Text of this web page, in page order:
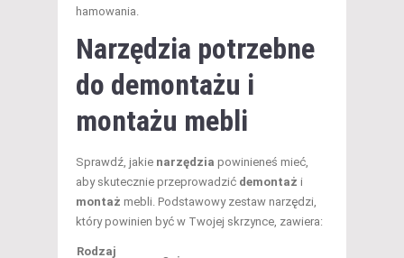
hamowania.
Narzędzia potrzebne
do demontażu i
montażu mebli
Sprawdź, jakie narzędzia powinieneś mieć,
aby skutecznie przeprowadzić demontaż i
montaż mebli. Podstawowy zestaw narzędzi,
który powinien być w Twojej skrzynce, zawiera:
Rodzaj